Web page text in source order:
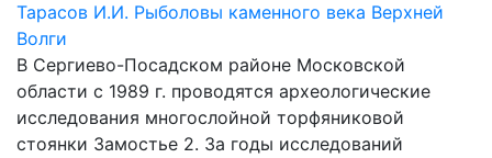
Тарасов И.И. Рыболовы каменного века Верхней
Волги
В Сергиево-Посадском районе Московской
области с 1989 г. проводятся археологические
исследования многослойной торфяниковой
стоянки Замостье 2. За годы исследований